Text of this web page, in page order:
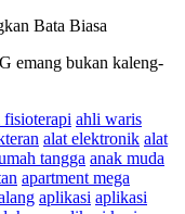
Bata Biasa
emang bukan kaleng-
fisioterapi ahli waris
alat elektronik alat
tangga anak muda
apartment mega
aplikasi aplikasi